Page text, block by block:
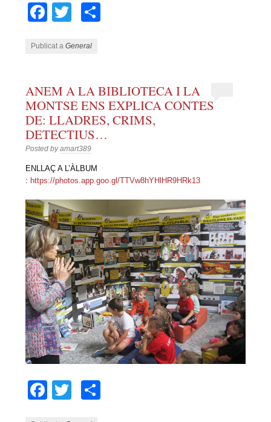
Facebook
Twitter
Publicat aGeneral
ANEM A LA BIBLIOTECA I LA
MONTSE ENS EXPLICA CONTES
DE: LLADRES, CRIMS,
DETECTIUS…
Posted byamart389
ENLLAÇ A L’ÀLBUM
: https://photos.app.goo.gl/TTVw8hYHlHR9HRk13
Facebook
Twitter